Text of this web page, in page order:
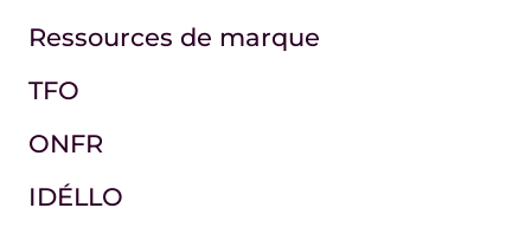
Ressources de marque
TFO
ONFR
IDÉLLO